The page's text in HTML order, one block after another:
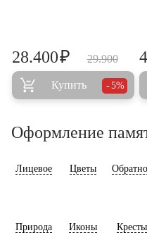
29.900
28.400₽
Купить 5%
Оформление
Лицевое Цветы
Природа Иконы Кресты